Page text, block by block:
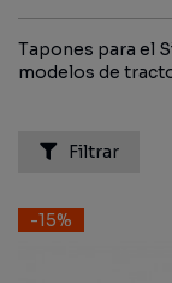
Tapones para el
modelos de
Filtrar
-15%